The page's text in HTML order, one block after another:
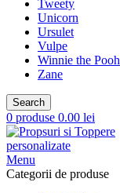
Tweety
Unicorn
Ursulet
Vulpe
Winnie the Pooh
Zane
Search
0 produse 0.00 lei
Menu
Categorii de produse